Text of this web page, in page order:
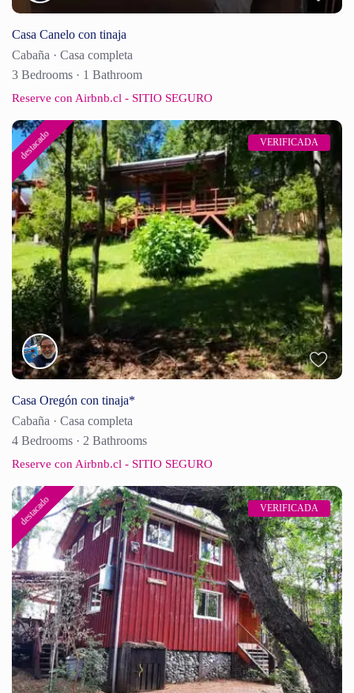
Casa Canelo con tinaja
Cabaña · Casa completa
3 Bedrooms · 1 Bathroom
Reserve con Airbnb.cl - SITIO SEGURO
destacado VERIFICADA
Casa Oregón con tinaja*
Cabaña · Casa completa
4 Bedrooms · 2 Bathrooms
Reserve con Airbnb.cl - SITIO SEGURO
destacado VERIFICADA